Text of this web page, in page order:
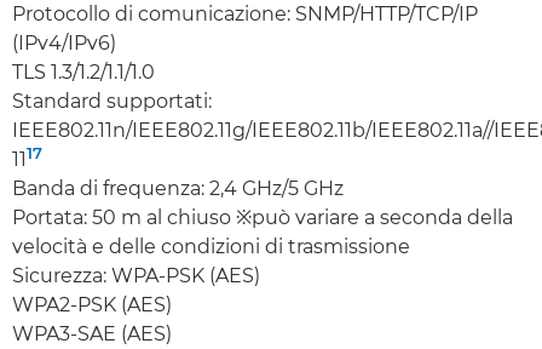
Protocollo di comunicazione: SNMP/HTTP/TCP/IP
(IPv4/IPv6)
TLS 1.3/1.2/1.1/1.0
Standard supportati:
IEEE802.11n/IEEE802.11g/IEEE802.11b/IEEE802.11a//
1117
Banda di frequenza: 2,4 GHz/5 GHz
Portata: 50 m al chiuso ※può variare a seconda della
velocità e delle condizioni di trasmissione
Sicurezza: WPA-PSK (AES)
WPA2-PSK (AES)
WPA3-SAE (AES)